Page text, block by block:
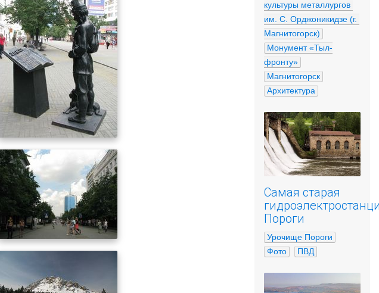
культуры металлургов
им. С. Орджоникидзе (г.
Магнитогорск)
Монумент «Тыл-
фронту»
Магнитогорск
Архитектура
Самая старая
Пороги
Урочище Пороги
Фото
ПВД